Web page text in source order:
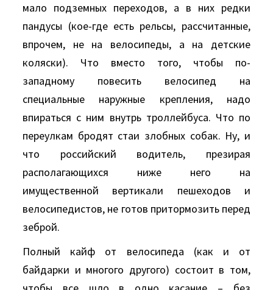
мало подземных переходов, а в них редки
пандусы (кое-где есть рельсы, рассчитанные,
впрочем, не на велосипеды, а на детские
коляски). Что вместо того, чтобы по-
западному повесить велосипед на
специальные наружные крепления, надо
впираться с ним внутрь троллейбуса. Что по
переулкам бродят стаи злобных собак. Ну, и
что российский водитель, презирая
располагающихся ниже него на
имущественной вертикали пешеходов и
велосипедистов, не готов притормозить перед
зеброй.
Полный кайф от велосипеда (как и от
байдарки и многого другого) состоит в том,